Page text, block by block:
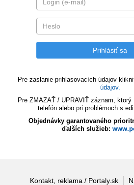
Pre zaslanie prihlasovacích údajov
údajov.
Pre ZMAZAŤ / UPRAVIŤ záznam, ktorý
telefón alebo pri problémoch s
Objednávky garantovaného
ďalších služieb:
Kontakt, reklama / Portaly.sk